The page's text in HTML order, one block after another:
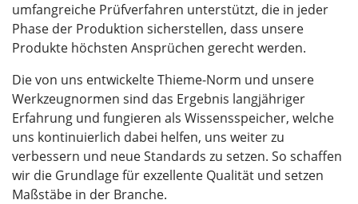
umfangreiche Prüfverfahren unterstützt, die in jeder
Phase der Produktion sicherstellen, dass unsere
Produkte höchsten Ansprüchen gerecht werden.
Die von uns entwickelte Thieme-Norm und unsere
Werkzeugnormen sind das Ergebnis langjähriger
Erfahrung und fungieren als Wissensspeicher, welche
uns kontinuierlich dabei helfen, uns weiter zu
verbessern und neue Standards zu setzen. So schaffen
wir die Grundlage für exzellente Qualität und setzen
Maßstäbe in der Branche.